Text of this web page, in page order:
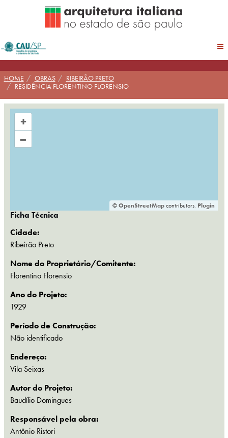
HOME OBRAS
RIBEIRÃO PRETO
RESIDÊNCIA FLORENTINO FLORENSIO
+
–
©OpenStreetMapcontributors. Plugin
Ficha Técnica
Cidade:
Ribeirão Preto
Nome do Proprietário/Comitente:
Florentino Florensio
Ano do Projeto:
1929
Período de Construção:
Não identificado
Endereço:
Vila Seixas
Autor do Projeto:
Baudílio Domingues
Responsável pela obra:
Antônio Ristori